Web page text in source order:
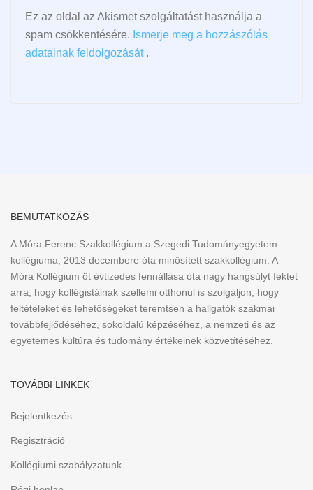
Ez az oldal az Akismet szolgáltatást használja a
spam csökkentésére. Ismerje meg a hozzászólás
adatainak feldolgozását.
BEMUTATKOZÁS
A Móra Ferenc Szakkollégium a Szegedi Tudományegyetem
kollégiuma, 2013 decembere óta minősített szakkollégium. A
Móra Kollégium öt évtizedes fennállása óta nagy hangsúlyt fektet
arra, hogy kollégistáinak szellemi otthonul is szolgáljon, hogy
feltételeket és lehetőségeket teremtsen a hallgatók szakmai
továbbfejlődéséhez, sokoldalú képzéséhez, a nemzeti és az
egyetemes kultúra és tudomány értékeinek közvetítéséhez.
TOVÁBBI LINKEK
Bejelentkezés
Regisztráció
Kollégiumi szabályzatunk